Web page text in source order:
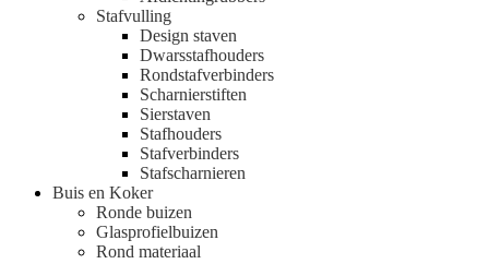
Stafvulling
Design staven
Dwarsstafhouders
Rondstafverbinders
Scharnierstiften
Sierstaven
Stafhouders
Stafverbinders
Stafscharnieren
Buis en Koker
Ronde buizen
Glasprofielbuizen
Rond materiaal